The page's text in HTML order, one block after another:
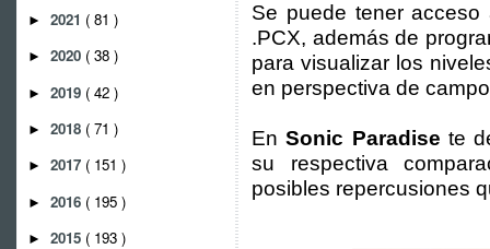
► 2021 ( 81 )
► 2020 ( 38 )
► 2019 ( 42 )
► 2018 ( 71 )
► 2017 ( 151 )
► 2016 ( 195 )
► 2015 ( 193 )
Se puede tener
.PCX, además de
para visualizar los
en perspectiva de
EnSonic Paradise te
su respectiva
posibles repercusiones